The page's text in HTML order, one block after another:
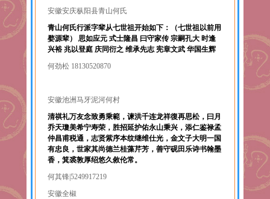
安徽安庆枞阳县青山何氏
青山何氏行派字辈从七世祖开始如下：（七世祖以前用
婺源辈） 思如应元 式士隆昌 曰守家传 宗嗣孔大 时逢
兴裕 兆以登庭 庆同衍之 维承先志 宪章文武 华国生辉
何劲松 18130520870
安徽池洲马牙泥河何村
清祺礼万友念致勇乘範，谏洪千连龙祥復再思松，曰月
乔天瓊美希宁寿荣，胜招延护佑永山秉兴，添仁鉴禄孟
仲昌甫税通，志贤紫序本纹继维仕光，金文子大明一国
有忠良，世家其尚德兰桂藻芹芳，善守砚田乐诗书翰墨
香，箕裘敦厚绍悠久敘伦常。
何其锋|5249917219
安徽全椒